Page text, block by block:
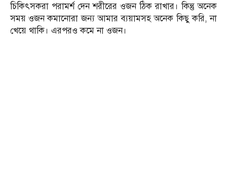
চিকিৎসকরা পরামর্শ দেন শরীরের ওজন ঠিক রাখার। কিন্তু অনেক
সময় ওজন কমানোরা জন্য আমার ব্যয়ামসহ অনেক কিছু করি, না
খেয়ে থাকি। এরপরও কমে না ওজন।